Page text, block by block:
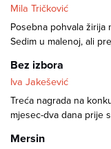
Mila Tričković
Posebna pohvala
Sedim u malenoj, ali
Bez izbora
Iva Jakešević
Treća nagrada na
mjesec-dva dana prije
Mersin